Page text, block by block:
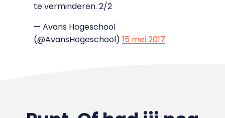
te verminderen. 2/2
— Avans Hogeschool
(@AvansHogeschool) 15 mei 2017